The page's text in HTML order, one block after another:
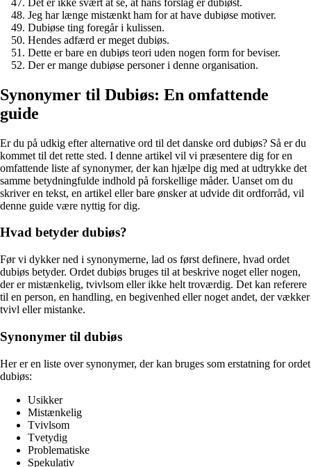
Det er ikke svært at se, at hans forslag er dubiøst.
Jeg har længe mistænkt ham for at have dubiøse motiver.
Dubiøse ting foregår i kulissen.
Hendes adfærd er meget dubiøs.
Dette er bare en dubiøs teori uden nogen form for beviser.
Der er mange dubiøse personer i denne organisation.
Synonymer til Dubiøs: En omfattende
guide
Er du på udkig efter alternative ord til det danske ord dubiøs? Så er du
kommet til det rette sted. I denne artikel vil vi præsentere dig for en
omfattende liste af synonymer, der kan hjælpe dig med at udtrykke det
samme betydningfulde indhold på forskellige måder. Uanset om du
skriver en tekst, en artikel eller bare ønsker at udvide dit ordforråd, vil
denne guide være nyttig for dig.
Hvad betyder dubiøs?
Før vi dykker ned i synonymerne, lad os først definere, hvad ordet
dubiøs betyder. Ordet dubiøs bruges til at beskrive noget eller nogen,
der er mistænkelig, tvivlsom eller ikke helt troværdig. Det kan referere
til en person, en handling, en begivenhed eller noget andet, der vækker
tvivl eller mistanke.
Synonymer til dubiøs
Her er en liste over synonymer, der kan bruges som erstatning for ordet
dubiøs:
Usikker
Mistænkelig
Tvivlsom
Tvetydig
Problematiske
Spekulativ